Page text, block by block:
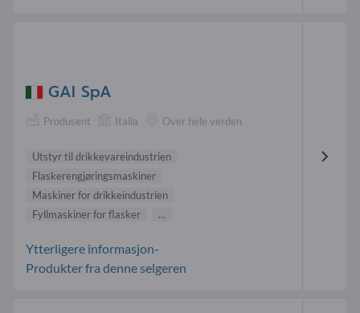
GAI SpA
Produsent Italia Over hele verden
Utstyr til drikkevareindustrien
Flaskerengjøringsmaskiner
Maskiner for drikkeindustrien
Fyllmaskiner for flasker
...
Ytterligere informasjon-
Produkter fra denne selgeren